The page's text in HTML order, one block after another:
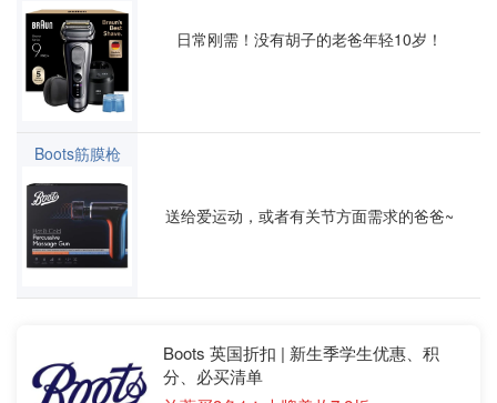
日常刚需！没有胡子的老爸年轻10岁！
Boots筋膜枪
送给爱运动，或者有关节方面需求的爸爸~
Boots 英国折扣 | 新生季学生优惠、积
分、必买清单